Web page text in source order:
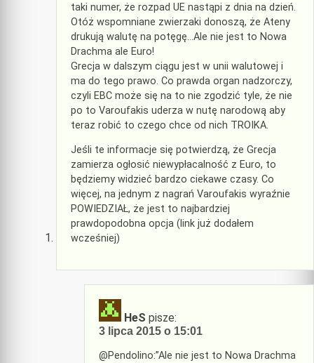
taki numer, że rozpad UE nastąpi z dnia na dzień.
Otóż wspomniane zwierzaki donoszą, że Ateny
drukują walutę na potęgę…Ale nie jest to Nowa
Drachma ale Euro!
Grecja w dalszym ciągu jest w unii walutowej i
ma do tego prawo. Co prawda organ nadzorczy,
czyli EBC może się na to nie zgodzić tyle, że nie
po to Varoufakis uderza w nutę narodową aby
teraz robić to czego chce od nich TROIKA.
Jeśli te informacje się potwierdzą, że Grecja
zamierza ogłosić niewypłacalność z Euro, to
będziemy widzieć bardzo ciekawe czasy. Co
więcej, na jednym z nagrań Varoufakis wyraźnie
POWIEDZIAŁ, że jest to najbardziej
prawdopodobna opcja (link już dodałem
wcześniej)
HeS pisze:
3 lipca 2015 o 15:01
@Pendolino:”Ale nie jest to Nowa Drachma